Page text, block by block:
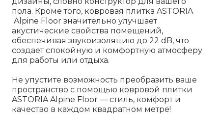
пола. Кроме того, ковровая плитка ASTORIA
Alpine Floor значительно улучшает
акустические свойства помещений,
обеспечивая звукоизоляцию до 22 dB, что
создает спокойную и комфортную атмосферу
для работы или отдыха.
Не упустите возможность преобразить ваше
пространство с помощью ковровой плитки
ASTORIA Alpine Floor — стиль, комфорт и
качество в каждом квадратном метре!